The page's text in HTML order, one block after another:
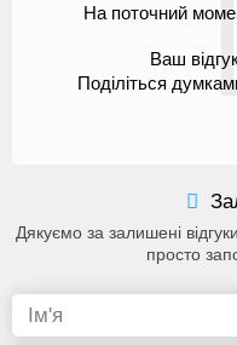
На поточний
Ваш
Поділіться
Дякуємо за залишені
просто